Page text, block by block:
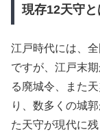
現存12天守と
江戸時代には、
ですが、江戸末
る廃城令、また
り、数多くの城
た天守が現代に